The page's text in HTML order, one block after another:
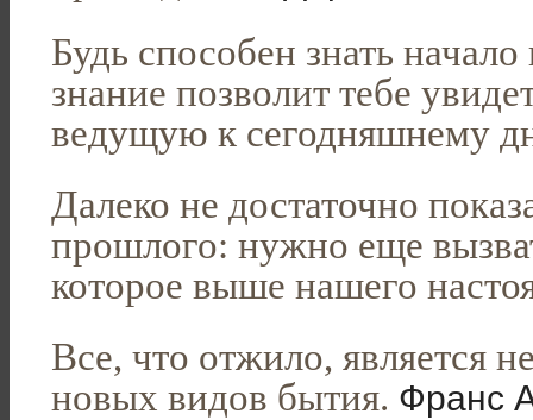
Будь способен знать
знание позволит тебе
ведущую к сегодняшнему
Далеко не достаточно
прошлого: нужно еще
которое выше нашего
Все, что отжило, является
новых видов бытия. Франс